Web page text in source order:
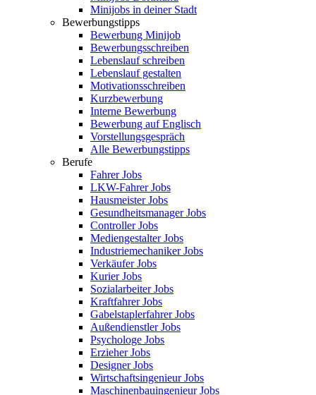
Minijobs in deiner Stadt
Bewerbungstipps
Bewerbung Minijob
Bewerbungsschreiben
Lebenslauf schreiben
Lebenslauf gestalten
Motivationsschreiben
Kurzbewerbung
Interne Bewerbung
Bewerbung auf Englisch
Vorstellungsgespräch
Alle Bewerbungstipps
Berufe
Fahrer Jobs
LKW-Fahrer Jobs
Hausmeister Jobs
Gesundheitsmanager Jobs
Controller Jobs
Mediengestalter Jobs
Industriemechaniker Jobs
Verkäufer Jobs
Kurier Jobs
Sozialarbeiter Jobs
Kraftfahrer Jobs
Gabelstaplerfahrer Jobs
Außendienstler Jobs
Psychologe Jobs
Erzieher Jobs
Designer Jobs
Wirtschaftsingenieur Jobs
Maschinenbauingenieur Jobs